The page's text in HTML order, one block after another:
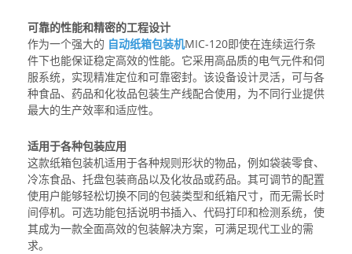
可靠的性能和精密的工程设计
作为一个强大的 自动纸箱包装机MIC-120即使在连续运行条
件下也能保证稳定高效的性能。它采用高品质的电气元件和伺
服系统，实现精准定位和可靠密封。该设备设计灵活，可与各
种食品、药品和化妆品包装生产线配合使用，为不同行业提供
最大的生产效率和适应性。
适用于各种包装应用
这款纸箱包装机适用于各种规则形状的物品，例如袋装零食、
冷冻食品、托盘包装商品以及化妆品或药品。其可调节的配置
使用户能够轻松切换不同的包装类型和纸箱尺寸，而无需长时
间停机。可选功能包括说明书插入、代码打印和检测系统，使
其成为一款全面高效的包装解决方案，可满足现代工业的需
求。